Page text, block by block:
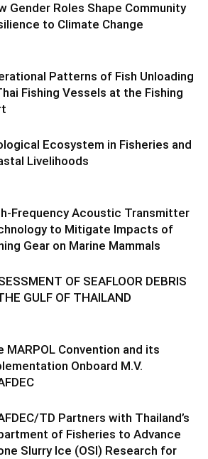
Gender Roles Shape Community
to Climate Change
Patterns of Fish Unloading
Fishing Vessels at the Fishing
Ecosystem in Fisheries and
Livelihoods
Frequency Acoustic Transmitter
to Mitigate Impacts of
Gear on Marine Mammals
OF SEAFLOOR DEBRIS
GULF OF THAILAND
MARPOL Convention and its
Onboard M.V.
TD Partners with Thailand’s
of Fisheries to Advance
Slurry Ice (OSI) Research for